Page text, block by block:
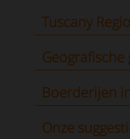
Tuscany
Geografische
Boerderijen
Onze